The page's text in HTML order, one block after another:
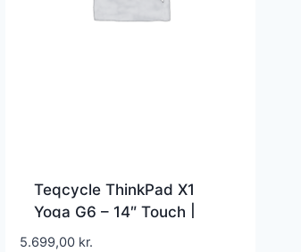
Teqcycle ThinkPad X1
Yoga G6 – 14″ Touch |
Core i7 | 16GB | 256GB |
5.699,00 kr.